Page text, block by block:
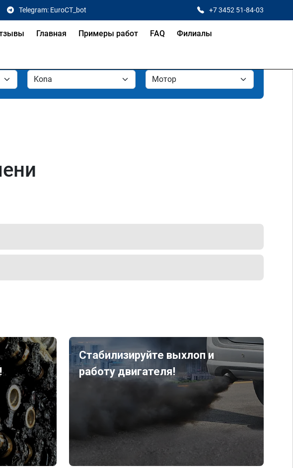
Telegram: EuroCT_bot +7 3452 51-84-03
Главная Примеры работ FAQ Филиалы
Стабилизируйте выхлоп и
работу двигателя!